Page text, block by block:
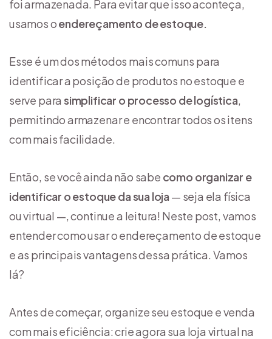
foi armazenada. Para evitar que isso aconteça,
usamos oendereçamento de estoque.
Esse é um dos métodos mais comuns para
identificar a posição de produtos no estoque e
serve parasimplificar o processo de logística,
permitindo armazenar e encontrar todos os itens
com mais facilidade.
Então, se você ainda não sabe como organizar e
identificar o estoque da sua loja — seja ela física
ou virtual —, continue a leitura! Neste post, vamos
entender como usar o endereçamento de estoque
e as principais vantagens dessa prática. Vamos
lá?
Antes de começar, organize seu estoque e venda
com mais eficiência: crie agora sua loja virtual na